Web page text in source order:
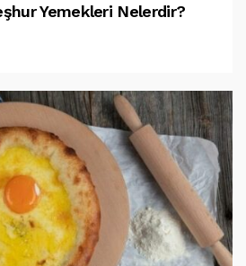
Yemekleri Nelerdir?